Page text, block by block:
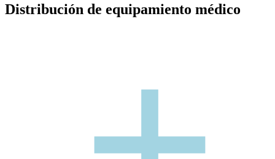
Distribución de equipamiento médico